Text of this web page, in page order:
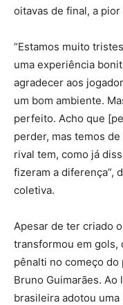
oitavas de final, a
“Estamos muito
uma experiência
agradecer aos
um bom ambiente.
perfeito. Acho que
perder, mas temos
rival tem, como já
fizeram a diferença”,
coletiva.
Apesar de ter criado
transformou em gols,
pênalti no começo
Bruno Guimarães. Ao
brasileira adotou